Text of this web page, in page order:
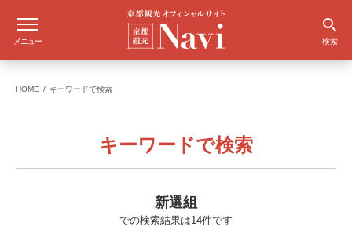
メニュー 検索
HOME キーワードで検索
キーワードで検索
新選組
での検索結果は14件です